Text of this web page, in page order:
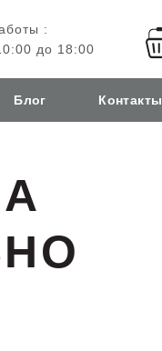
:
до 18:00
Блог Контакты